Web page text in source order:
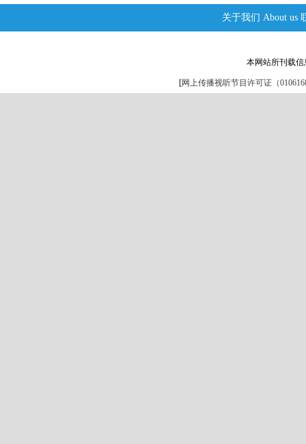
关于我们 About us
本网站所刊载
[网上传播视听节目许可证（